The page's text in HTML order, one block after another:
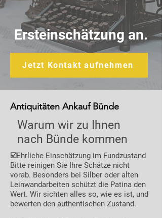
Ersteinschätzung an.
Jetzt Kontakt aufnehmen
Antiquitäten Ankauf Bünde
Warum wir zu Ihnen
nach Bünde kommen
☑️Ehrliche Einschätzung im Fundzustand
Bitte reinigen Sie Ihre Schätze nicht
vorab. Besonders bei Silber oder alten
Leinwandarbeiten schützt die Patina den
Wert. Wir sichten alles so, wie es ist, und
bewerten den authentischen Zustand.